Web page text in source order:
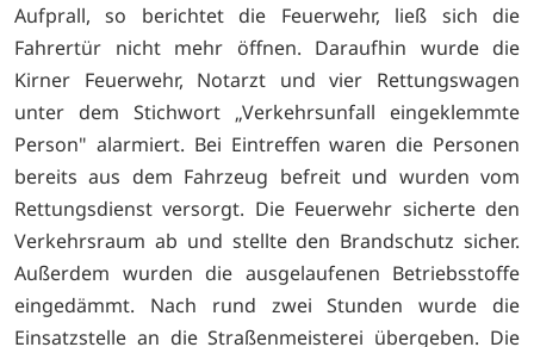
Aufprall, so berichtet die Feuerwehr, ließ sich die
Fahrertür nicht mehr öffnen. Daraufhin wurde die
Kirner Feuerwehr, Notarzt und vier Rettungswagen
unter dem Stichwort „Verkehrsunfall eingeklemmte
Person" alarmiert. Bei Eintreffen waren die Personen
bereits aus dem Fahrzeug befreit und wurden vom
Rettungsdienst versorgt. Die Feuerwehr sicherte den
Verkehrsraum ab und stellte den Brandschutz sicher.
Außerdem wurden die ausgelaufenen Betriebsstoffe
eingedämmt. Nach rund zwei Stunden wurde die
Einsatzstelle an die Straßenmeisterei übergeben. Die